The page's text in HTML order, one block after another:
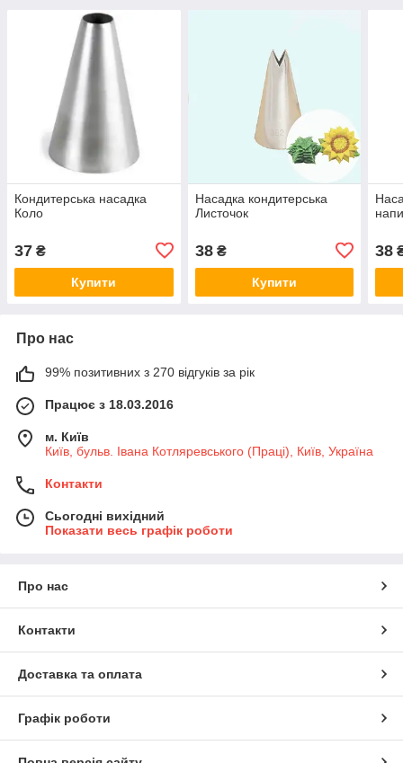
Кондитерська насадка
Коло
37 ₴
Купити
Насадка кондитерська
Листочок
38₴
Купити
38
Про нас
99% позитивних з 270 відгуків за рік
Працює з 18.03.2016
м. Київ
Київ, бульв. Івана Котляревського (Праці), Київ, Україна
Контакти
Сьогодні вихідний
Показати весь графік роботи
Про нас
Контакти
Доставка та оплата
Графік роботи